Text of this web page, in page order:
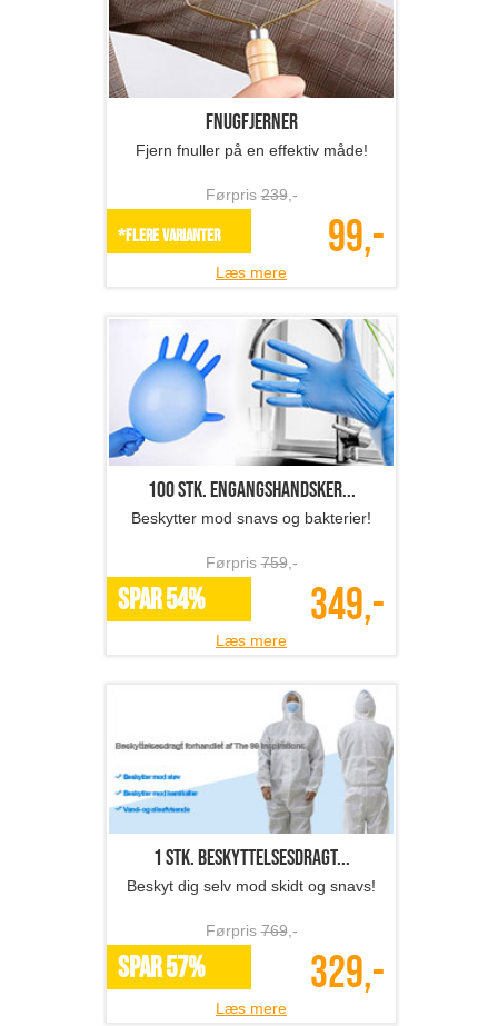
Fnugfjerner
Fjern fnuller på en effektiv måde!
Førpris239,-
*Flere varianter 99,-
Læs mere
100 stk. engangshandsker...
Beskytter mod snavs og bakterier!
Førpris759,-
SPAR 54% 349,-
Læs mere
1 stk. beskyttelsesdragt...
Beskyt dig selv mod skidt og snavs!
Førpris769,-
SPAR 57% 329,-
Læs mere